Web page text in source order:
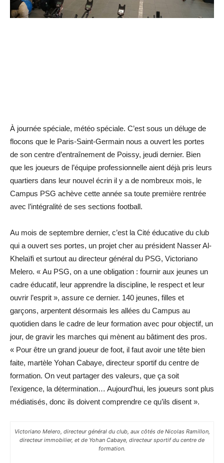
À journée spéciale, météo spéciale. C’est sous un déluge de
flocons que le Paris-Saint-Germain nous a ouvert les portes
de son centre d’entraînement de Poissy, jeudi dernier. Bien
que les joueurs de l’équipe professionnelle aient déjà pris leurs
quartiers dans leur nouvel écrin il y a de nombreux mois, le
Campus PSG achève cette année sa toute première rentrée
avec l’intégralité de ses ­sections football.
Au mois de septembre dernier, c’est la Cité éducative du club
qui a ouvert ses portes, un projet cher au président Nasser Al-
Khelaïfi et surtout au directeur général du PSG, Victoriano
Melero. « Au PSG, on a une obligation : fournir aux jeunes un
cadre éducatif, leur apprendre la discipline, le respect et leur
ouvrir l’esprit », assure ce dernier. 140 jeunes, filles et
garçons, arpentent désormais les allées du Campus au
quotidien dans le cadre de leur formation avec pour objectif, un
jour, de gravir les marches qui mènent au bâtiment des pros.
« Pour être un grand joueur de foot, il faut avoir une tête bien
faite, martèle Yohan Cabaye, directeur sportif du centre de
formation. On veut partager des valeurs, que ça soit
l’exigence, la détermination… Aujourd’hui, les joueurs sont plus
médiatisés, donc ils doivent comprendre ce qu’ils disent ».
Victoriano Melero, directeur général du club, aux côtés de Nicolas Ramillon,
directeur immobilier, et de Yohan Cabaye, directeur sportif du centre de
formation.